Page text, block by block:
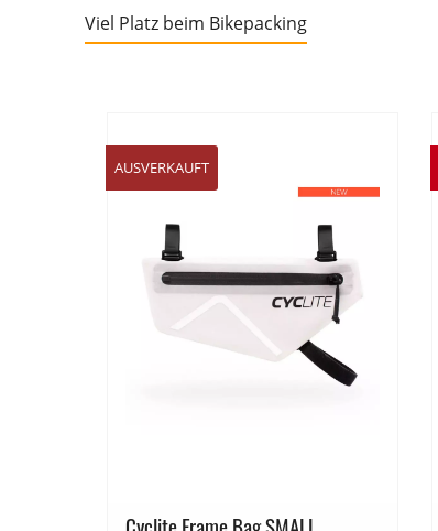
Viel Platz beim Bikepacking
%
AUSVERKAUFT